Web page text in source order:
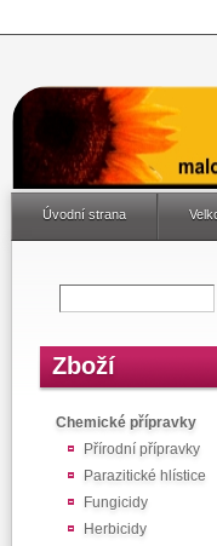
Úvodní strana
Zboží
Chemické přípravky
Přírodní přípravky
Parazitické hlístice
Fungicidy
Herbicidy